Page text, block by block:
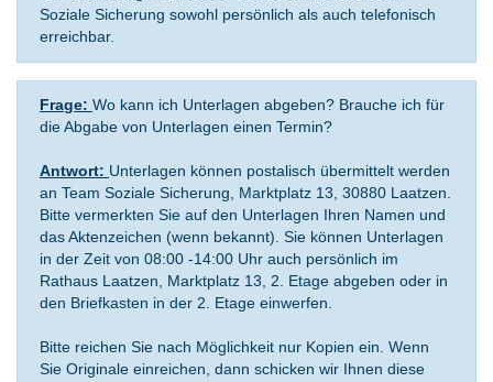
Soziale Sicherung sowohl persönlich als auch telefonisch
erreichbar.
Frage: Wo kann ich Unterlagen abgeben? Brauche ich für
die Abgabe von Unterlagen einen Termin?
Antwort: Unterlagen können postalisch übermittelt werden
an Team Soziale Sicherung, Marktplatz 13, 30880 Laatzen.
Bitte vermerkten Sie auf den Unterlagen Ihren Namen und
das Aktenzeichen (wenn bekannt). Sie können Unterlagen
in der Zeit von 08:00 -14:00 Uhr auch persönlich im
Rathaus Laatzen, Marktplatz 13, 2. Etage abgeben oder in
den Briefkasten in der 2. Etage einwerfen.
Bitte reichen Sie nach Möglichkeit nur Kopien ein. Wenn
Sie Originale einreichen, dann schicken wir Ihnen diese